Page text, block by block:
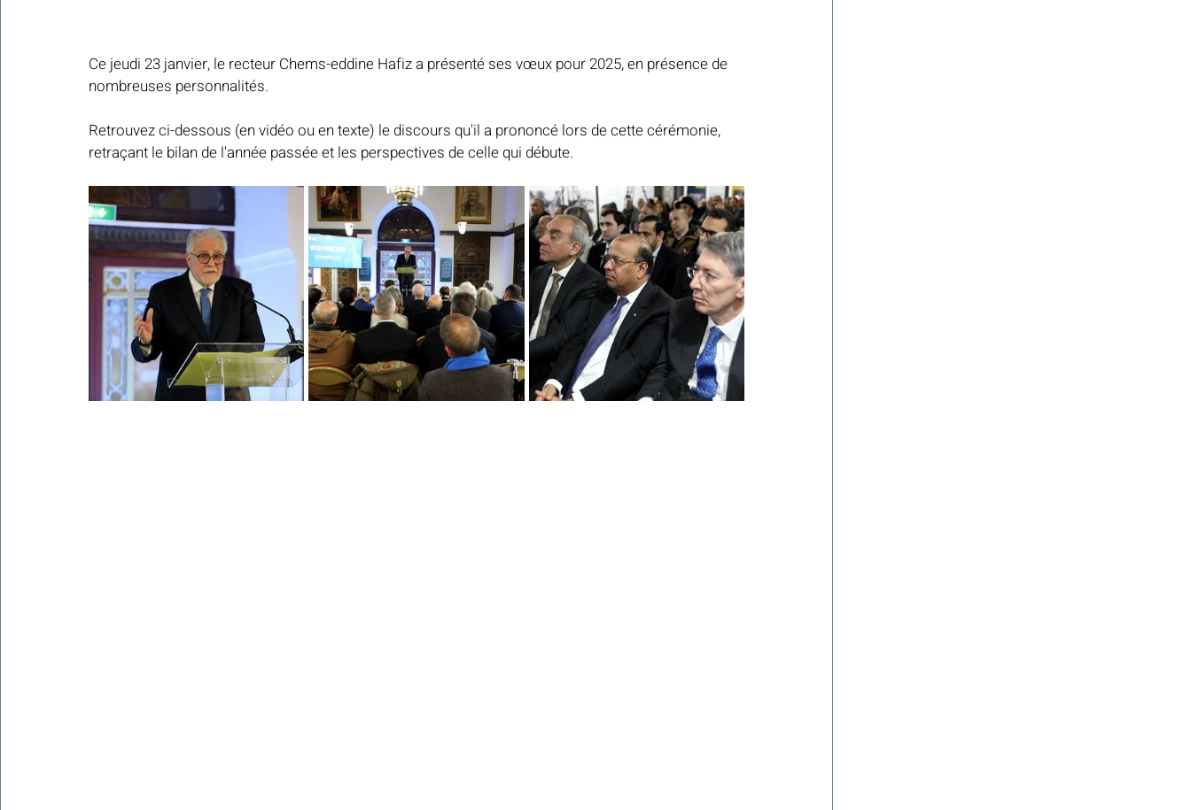
Ce jeudi 23 janvier, le recteur Chems-eddine Hafiz a présenté ses vœux pour 2025, en présence de
nombreuses personnalités.
Retrouvez ci-dessous (en vidéo ou en texte) le discours qu'il a prononcé lors de cette cérémonie,
retraçant le bilan de l'année passée et les perspectives de celle qui débute.